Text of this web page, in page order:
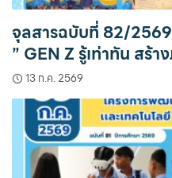
จุลสารฉบับที่ 82/2569
” GEN Z รู้เท่าทัน สร้
13 ก.ค. 2569